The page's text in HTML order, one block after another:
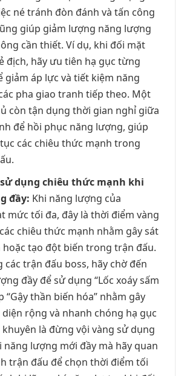
né tránh đòn đánh và tấn công
giúp giảm lượng năng lượng
cần thiết. Ví dụ, khi đối mặt
địch, hãy ưu tiên hạ gục từng
giảm áp lực và tiết kiệm năng
pha giao tranh tiếp theo. Một
còn tận dụng thời gian nghỉ giữa
để hồi phục năng lượng, giúp
các chiêu thức mạnh trong
dụng chiêu thức mạnh khi
đầy: Khi năng lượng của
mức tối đa, đây là thời điểm vàng
chiêu thức mạnh nhằm gây sát
tạo đột biến trong trận đấu.
các trận đấu boss, hãy chờ đến
đầy để sử dụng “Lốc xoáy sấm
“Gậy thần biến hóa” nhằm gây
rộng và nhanh chóng hạ gục
là đừng vội vàng sử dụng
năng lượng mới đầy mà hãy quan
trận đấu để chọn thời điểm tối